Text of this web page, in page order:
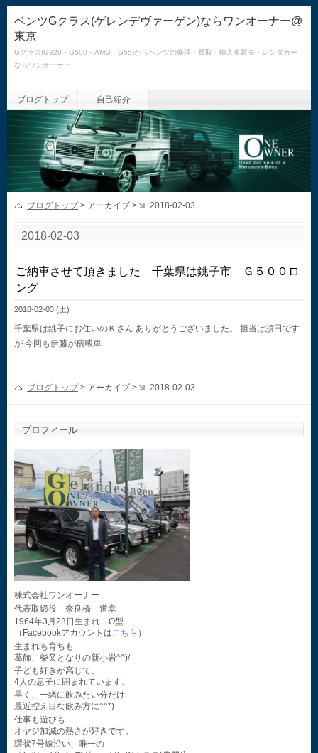
ベンツGクラス(ゲレンデヴァーゲン)ならワンオーナー@
東京
Gクラス(G320・G500・AMG G55)からベンツの修理・買取・輸入車販売・レンタカー
ならワンオーナー
ブログトップ 自己紹介
ブログトップ> アーカイブ > 2018-02-03
2018-02-03
ご納車させて頂きました 千葉県は銚子市 Ｇ５００ロ
ング
2018-02-03 (土)
千葉県は銚子にお住いのＫさん ありがとうございました。 担当は須田です
が 今回も伊藤が積載車...
ブログトップ> アーカイブ > 2018-02-03
プロフィール
株式会社ワンオーナー
代表取締役 奈良橋 道幸
1964年3月23日生まれ O型
（Facebookアカウントはこちら ）
生まれも育ちも
葛飾、柴又となりの新小岩^^)/
子ども好きが高じて、
4人の息子に囲まれています。
早く、一緒に飲みたい分だけ
最近控え目な飲み方に^^*)
仕事も遊びも
オヤジ加減の熱さが好きです。
環状7号線沿い、唯一の